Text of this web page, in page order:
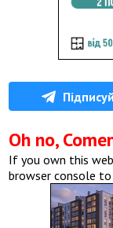
Oh no,
If you own this
browser console